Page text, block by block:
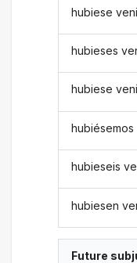
hubiese
hubieses
hubiese
hubieseis
hubiesen
Future